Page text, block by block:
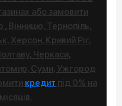
або замовити
Вінницю, Тернопіль,
Херсон, Кривий Ріг,
Черкаси,
Суми, Ужгород
кредит під 0% на